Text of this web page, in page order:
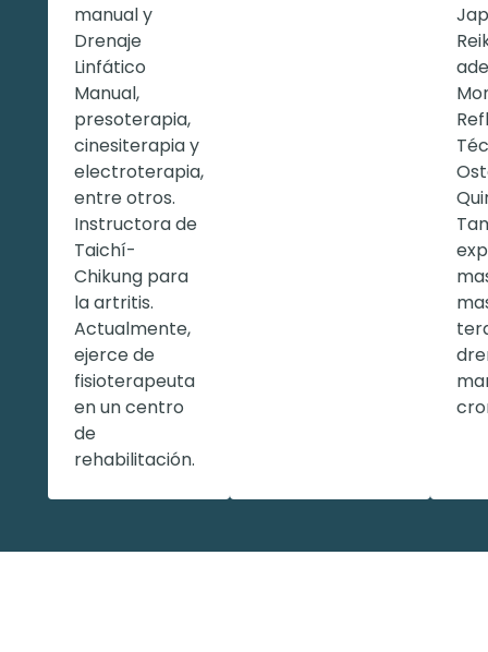
manual y
Drenaje
Linfático
Manual,
presoterapia,
cinesiterapia y
electroterapia,
entre otros.
Instructora de
Taichí-
Chikung para
la artritis.
Actualmente,
ejerce de
fisioterapeuta
en un centro
de
rehabilitación.